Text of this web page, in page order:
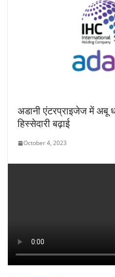
अडानी एंटरप्राइजेज में अबू
हिस्सेदारी बढ़ाई
October 4, 2023